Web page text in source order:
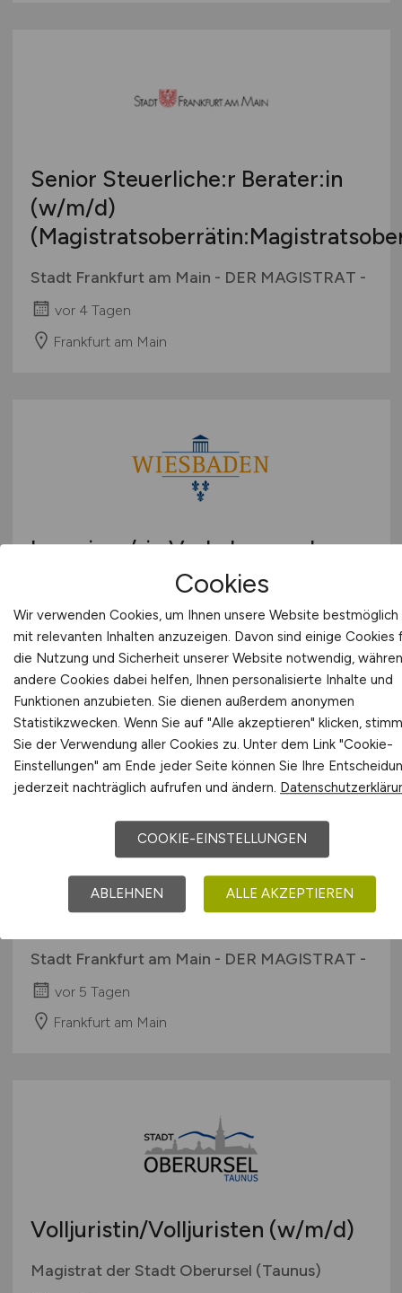
Senior Steuerliche:r Berater:in
(w/m/d)
Stadt Frankfurt am Main - DER MAGISTRAT -
vor 4 Tagen
Frankfurt am Main
Ingenieur/-in Verkehrs- und
Elektrotechnik(w/m/d)
Landeshauptstadt Wiesbaden
vor 5 Tagen
Wiesbaden
Steuerliche:n Berater:in(w/m/d)
(Magistratsrätin:Magistratsrat)
Stadt Frankfurt am Main - DER MAGISTRAT -
vor 5 Tagen
Frankfurt am Main
Volljuristin/Volljuristen (w/m/d)
Magistrat der Stadt Oberursel (Taunus)
Cookies
Wir verwenden Cookies, um Ihnen unsere Website bestmöglich
mit relevanten Inhalten anzuzeigen. Davon sind einige Cookies
die Nutzung und Sicherheit unserer Website notwendig,
andere Cookies dabei helfen, Ihnen personalisierte Inhalte und
Funktionen anzubieten. Sie dienen außerdem anonymen
Statistikzwecken. Wenn Sie auf "Alle akzeptieren" klicken,
Sie der Verwendung aller Cookies zu. Unter dem Link "Cookie-
Einstellungen" am Ende jeder Seite können Sie Ihre
jederzeit nachträglich aufrufen und ändern.
COOKIE-EINSTELLUNGEN
ABLEHNEN ALLE AKZEPTIEREN